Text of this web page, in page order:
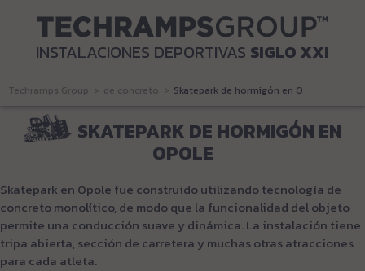
INSTALACIONES DEPORTIVAS SIGLO XXI
Techramps Group de concreto Skatepark de hormigón en Opole
SKATEPARK DE HORMIGÓN EN
OPOLE
Skatepark en Opole fue construido utilizando tecnología de
concreto monolítico, de modo que la funcionalidad del objeto
permite una conducción suave y dinámica. La instalación tiene
tripa abierta, sección de carretera y muchas otras atracciones
para cada atleta.